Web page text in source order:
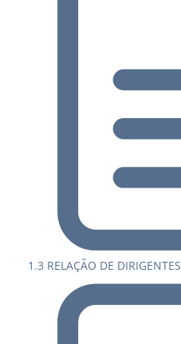
1.3 RELAÇÃO DE DIRIGENTES